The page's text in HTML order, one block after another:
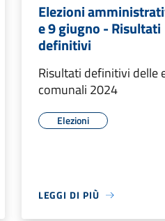
Elezioni
e 9 giugno - Risultati
definitivi
Risultati definitivi delle
comunali 2024
Elezioni
LEGGI DI PIÙ